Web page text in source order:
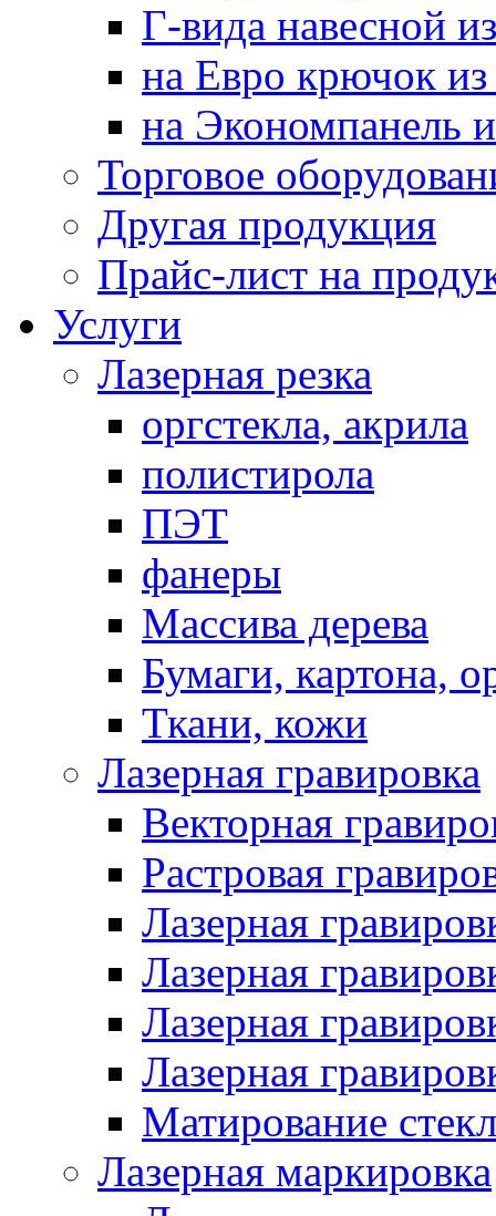
Г-вида навесной
на Евро крючок из
на Экономпанель
Торговое
Другая продукция
Прайс-лист на
Услуги
Лазерная резка
оргстекла, акрила
полистирола
ПЭТ
фанеры
Массива дерева
Бумаги, картона,
Ткани, кожи
Лазерная гравировка
Векторная
Растровая
Лазерная
Лазерная
Лазерная
Лазерная
Матирование
Лазерная маркировка